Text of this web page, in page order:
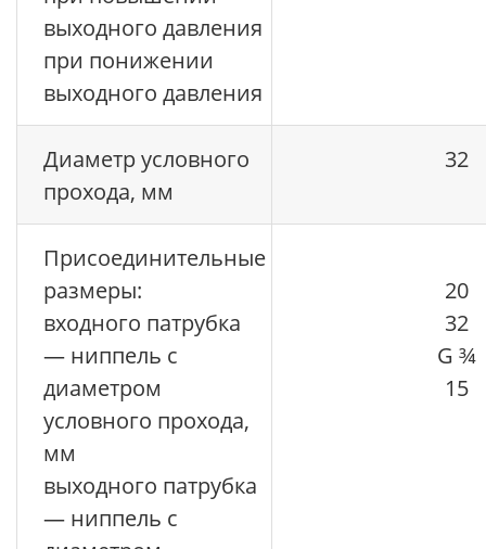
выходного давления
при понижении
выходного давления
Диаметр условного
прохода, мм
32
Присоединительные
размеры:
входного патрубка
— ниппель с
диаметром
условного прохода,
мм
выходного патрубка
— ниппель с
20
32
G ¾
15